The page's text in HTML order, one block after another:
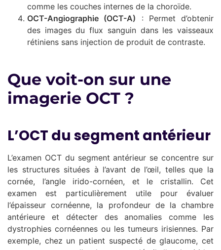
comme les couches internes de la choroïde.
OCT-Angiographie (OCT-A) : Permet d’obtenir
des images du flux sanguin dans les vaisseaux
rétiniens sans injection de produit de contraste.
Que voit-on sur une
imagerie OCT ?
L’OCT du segment antérieur
L’examen OCT du segment antérieur se concentre sur
les structures situées à l’avant de l’œil, telles que la
cornée, l’angle irido-cornéen, et le cristallin. Cet
examen est particulièrement utile pour évaluer
l’épaisseur cornéenne, la profondeur de la chambre
antérieure et détecter des anomalies comme les
dystrophies cornéennes ou les tumeurs irisiennes. Par
exemple, chez un patient suspecté de glaucome, cet